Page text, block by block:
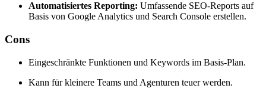
Automatisiertes Reporting: Umfassende SEO-Reports auf
Basis von Google Analytics und Search Console erstellen.
Cons
Eingeschränkte Funktionen und Keywords im Basis-Plan.
Kann für kleinere Teams und Agenturen teuer werden.